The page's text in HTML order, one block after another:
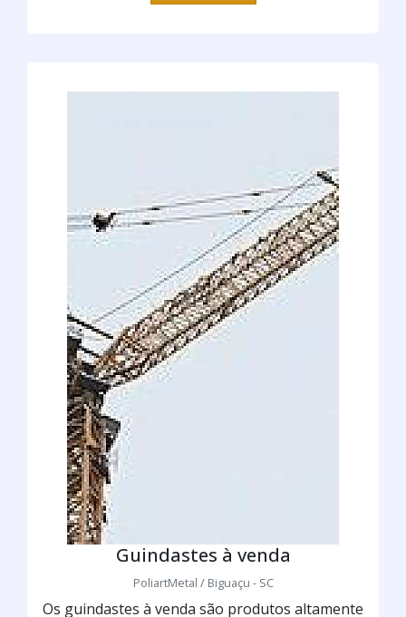
Guindastes à venda
PoliartMetal / Biguaçu - SC
Os guindastes à venda são produtos altamente